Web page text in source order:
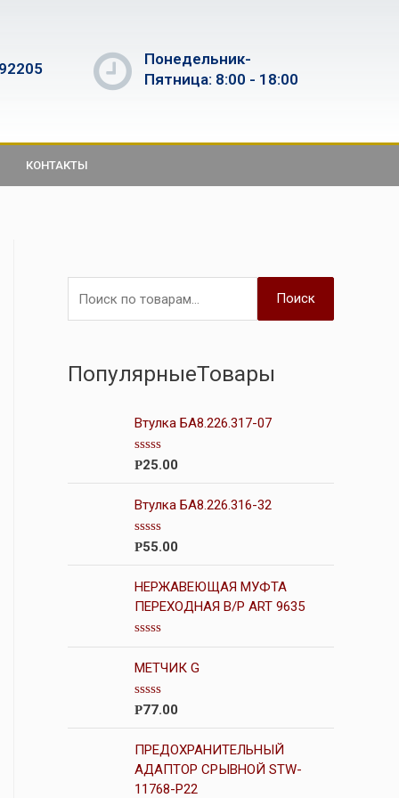
Понедельник-
Пятница: 8:00 - 18:00
КОНТАКТЫ
Поиск
ПопулярныеТовары
Втулка БА8.226.317-07
О
н
а
0
з
5
Р25.00
Втулка БА8.226.316-32
О
н
к
а
0
з
5
Р55.00
НЕРЖАВЕЮЩАЯ МУФТА
ПЕРЕХОДНАЯ В/Р ART 9635
О
ц
е
н
а
0
з
5
МЕТЧИК G
О
н
к
а
0
Р77.00
ПРЕДОХРАНИТЕЛЬНЫЙ
АДАПТОР СРЫВНОЙ STW-
11768-P22